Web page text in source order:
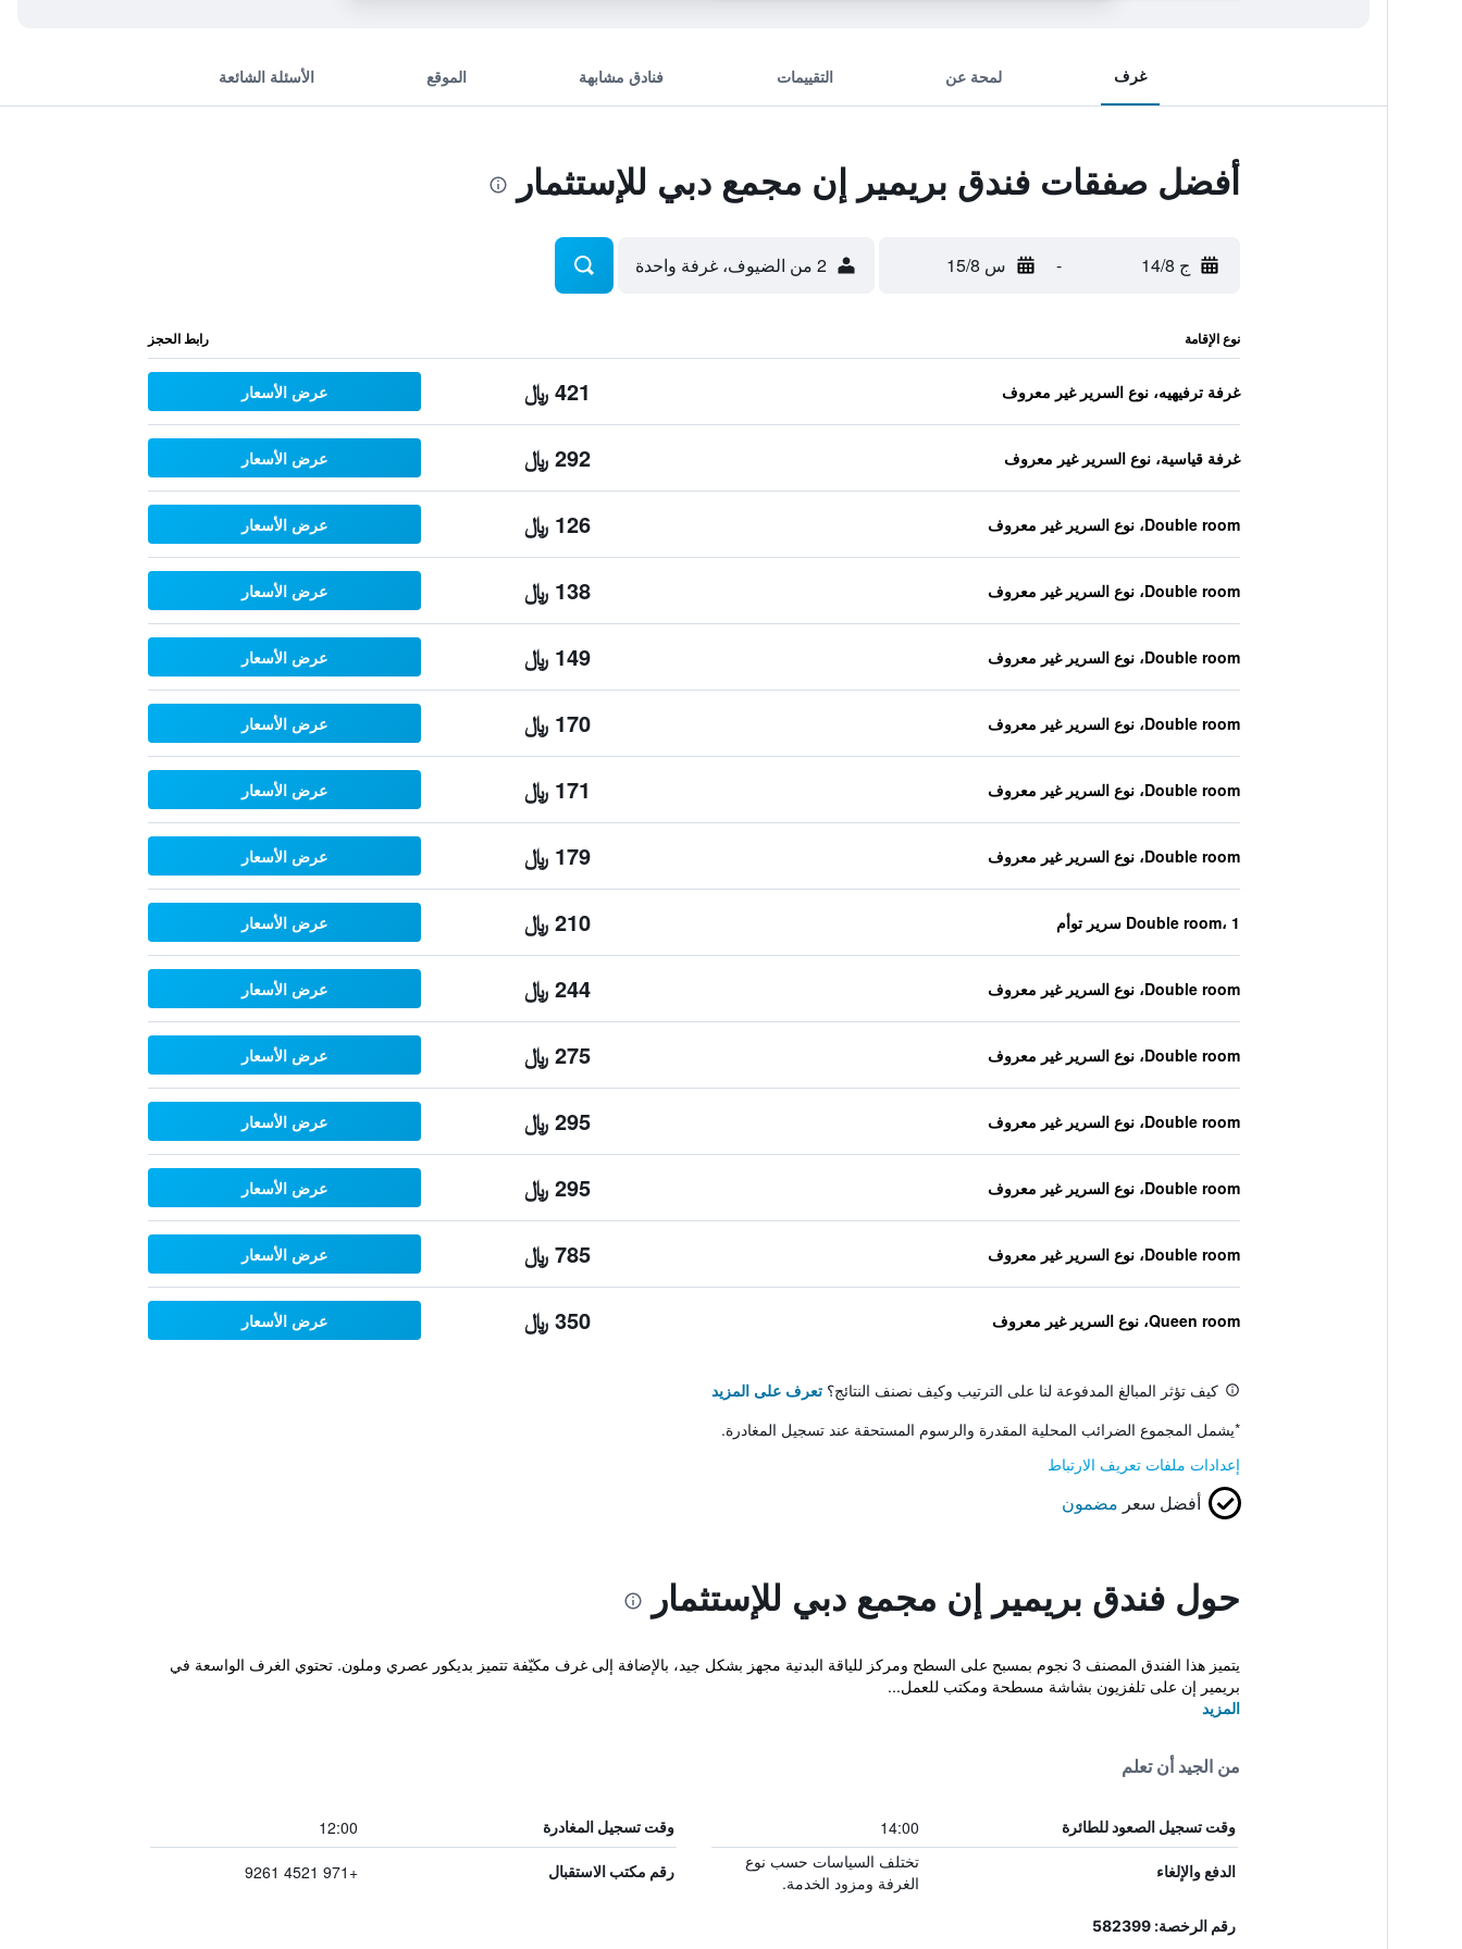
غرف لمحة عن التقييمات فنادق مشابهة الموقع الأسئلة الشائعة
أفضل صفقات فندق بريمير إن مجمع دبي للإستثمار
ج 14/8 - س 15/8 2 من الضيوف، غرفة واحدة
نوع الإقامة رابط الحجز
غرفة ترفيهيه، نوع السرير غير معروف 421 ﷼ عرض الأسعار
غرفة قياسية، نوع السرير غير معروف 292 ﷼ عرض الأسعار
Double room، نوع السرير غير معروف 126 ﷼ عرض الأسعار
Double room، نوع السرير غير معروف 138 ﷼ عرض الأسعار
Double room، نوع السرير غير معروف 149 ﷼ عرض الأسعار
Double room، نوع السرير غير معروف 170 ﷼ عرض الأسعار
Double room، نوع السرير غير معروف 171 ﷼ عرض الأسعار
Double room، نوع السرير غير معروف 179 ﷼ عرض الأسعار
Double room، 1 سرير توأم 210 ﷼ عرض الأسعار
Double room، نوع السرير غير معروف 244 ﷼ عرض الأسعار
Double room، نوع السرير غير معروف 275 ﷼ عرض الأسعار
Double room، نوع السرير غير معروف 295 ﷼ عرض الأسعار
Double room، نوع السرير غير معروف 295 ﷼ عرض الأسعار
Double room، نوع السرير غير معروف 785 ﷼ عرض الأسعار
Queen room، نوع السرير غير معروف 350 ﷼ عرض الأسعار
كيف تؤثر المبالغ المدفوعة لنا على الترتيب وكيف نصنف النتائج؟ تعرف على المزيد
*يشمل المجموع الضرائب المحلية المقدرة والرسوم المستحقة عند تسجيل المغادرة.
إعدادات ملفات تعريف الارتباط
أفضل سعر مضمون
حول فندق بريمير إن مجمع دبي للإستثمار
يتميز هذا الفندق المصنف 3 نجوم بمسبح على السطح ومركز للياقة البدنية مجهز بشكل جيد، بالإضافة إلى غرف مكيّفة تتميز بديكور عصري وملون. تحتوي الغرف الواسعة في
بريمير إن على تلفزيون بشاشة مسطحة ومكتب للعمل...
المزيد
من الجيد أن تعلم
وقت تسجيل الصعود للطائرة 14:00 وقت تسجيل المغادرة 12:00
الدفع والإلغاء
تختلف السياسات حسب نوع
الغرفة ومزود الخدمة.
رقم مكتب الاستقبال +971 4521 9261
رقم الرخصة: 582399